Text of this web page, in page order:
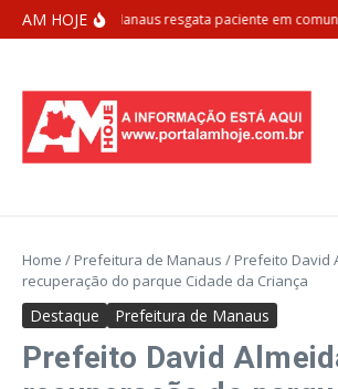
Ir para o conteúdo
AM HOJESamu Manaus resgata paciente em
Home / Prefeitura de Manaus / Prefeito David
recuperação do parque Cidade da Criança
Destaque Prefeitura de Manaus
Prefeito David